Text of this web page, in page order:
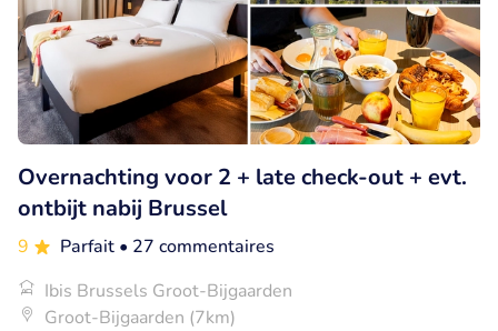
Overnachting voor 2 + late check-out + evt.
ontbijt nabij Brussel
9 Parfait • 27 commentaires
Ibis Brussels Groot-Bijgaarden
Groot-Bijgaarden (7km)